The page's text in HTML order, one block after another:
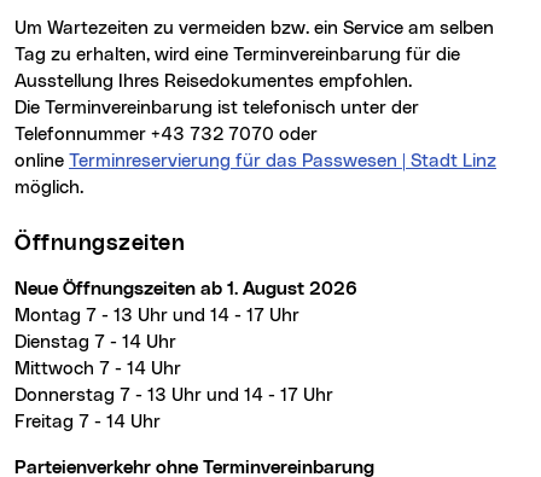
Um Warte­zeiten zu vermeiden bzw. ein Service am selben
Tag zu erhalten, wird eine Termin­verein­barung für die
Ausstellung Ihres Reisedokumentes empfohlen.
Die Terminvereinbarung ist telefonisch unter der
Telefonnummer +43 732 7070 oder
online Terminreservierung für das Passwesen | Stadt Linz
möglich.
Öffnungszeiten
Neue Öffnungszeiten ab 1. August 2026
Montag 7 - 13 Uhr und 14 - 17 Uhr
Dienstag 7 - 14 Uhr
Mittwoch 7 - 14 Uhr
Donnerstag 7 - 13 Uhr und 14 - 17 Uhr
Freitag 7 - 14 Uhr
Parteienverkehr ohne Terminvereinbarung